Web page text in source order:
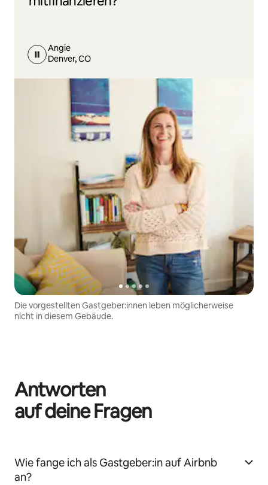
Angie
Denver, CO
Die vorgestellten Gastgeber:innen leben möglicherweise
nicht in diesem Gebäude.
Antworten
auf deine Fragen
Wie fange ich als Gastgeber:in auf Airbnb
an?